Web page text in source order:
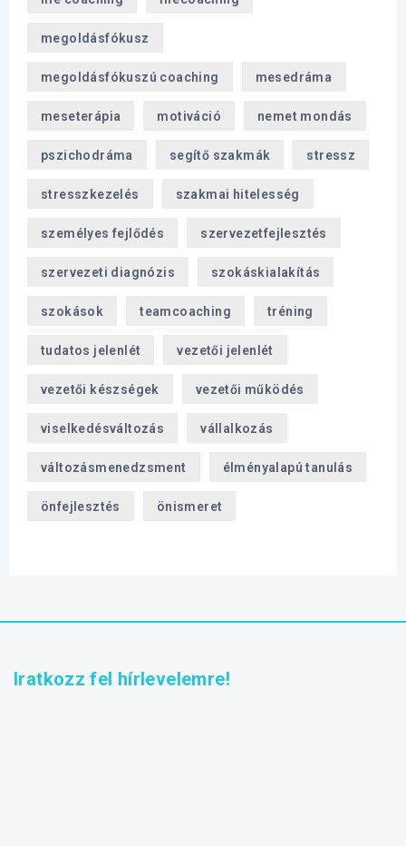
megoldásfókusz
megoldásfókuszú coaching mesedráma
meseterápia motiváció nemet mondás
pszichodráma segítő szakmák stressz
stresszkezelés szakmai hitelesség
személyes fejlődés szervezetfejlesztés
szervezeti diagnózis szokáskialakítás
szokások teamcoaching tréning
tudatos jelenlét vezetői jelenlét
vezetői készségek vezetői működés
viselkedésváltozás vállalkozás
változásmenedzsment élményalapú tanulás
önfejlesztés önismeret
Iratkozz fel hírlevelemre!